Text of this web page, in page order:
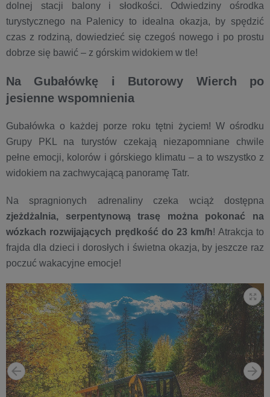
dolnej stacji balony i słodkości. Odwiedziny ośrodka
turystycznego na Palenicy to idealna okazja, by spędzić
czas z rodziną, dowiedzieć się czegoś nowego i po prostu
dobrze się bawić – z górskim widokiem w tle!
Na Gubałówkę i Butorowy Wierch po
jesienne wspomnienia
Gubałówka o każdej porze roku tętni życiem! W ośrodku
Grupy PKL na turystów czekają niezapomniane chwile
pełne emocji, kolorów i górskiego klimatu – a to wszystko z
widokiem na zachwycającą panoramę Tatr.
Na spragnionych adrenaliny czeka wciąż dostępna
zjeżdżalnia, serpentynową trasę można pokonać na
wózkach rozwijających prędkość do 23 km/h! Atrakcja to
frajda dla dzieci i dorosłych i świetna okazja, by jeszcze raz
poczuć wakacyjne emocje!